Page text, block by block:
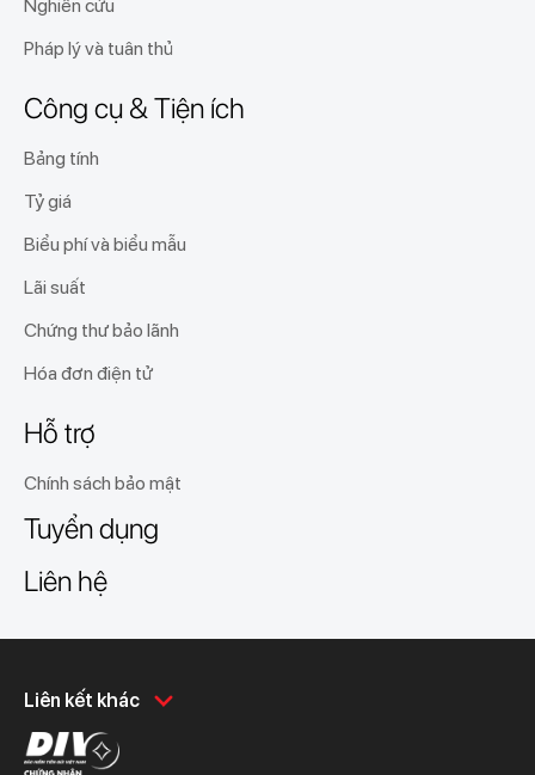
Nghiên cứu
Pháp lý và tuân thủ
Công cụ & Tiện ích
Bảng tính
Tỷ giá
Biểu phí và biểu mẫu
Lãi suất
Chứng thư bảo lãnh
Hóa đơn điện tử
Hỗ trợ
Chính sách bảo mật
Tuyển dụng
Liên hệ
Liên kết khác
Khách hàng cá nhân
Chi tiêu
Tiết kiệm